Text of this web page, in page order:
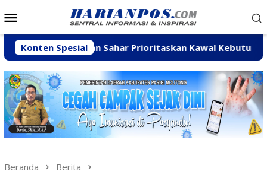
ke
Mobile
Konten Spesial
Arpan Sahar Prioritaskan Kawal Kebutuhan Dasar
Beranda Berita